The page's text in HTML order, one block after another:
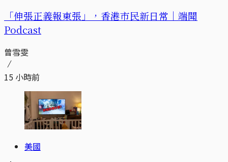
「伸張正義報東張」，香港市民新日常｜端聞
Podcast
曾雪雯
15 小時前
美國